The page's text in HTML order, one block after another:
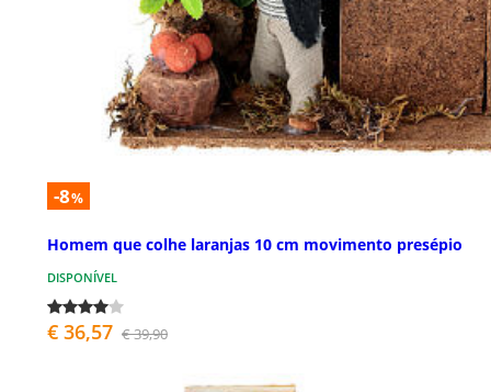
-8%
Homem que colhe laranjas 10 cm movimento presépio
DISPONÍVEL
€ 36,57 € 39,90